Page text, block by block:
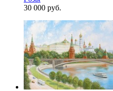
30 000 руб.